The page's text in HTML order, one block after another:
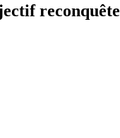
reconquête